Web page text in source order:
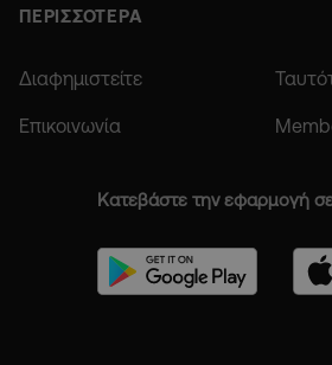
ΠΕΡΙΣΣΟΤΕΡΑ
Διαφημιστείτε
Επικοινωνία
Κατεβάστε την εφαρμογή